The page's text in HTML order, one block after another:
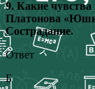
9. Какие
Платонова
Сострадание.
Ответ
Б